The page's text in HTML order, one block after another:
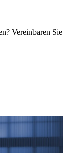
Vereinbaren Sie